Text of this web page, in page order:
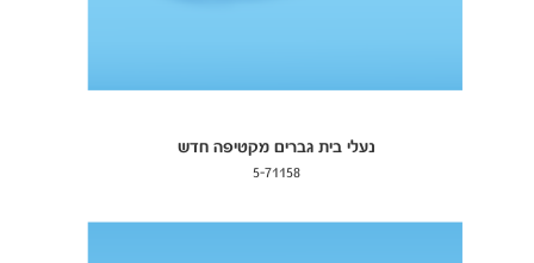
נעלי בית גברים מקטיפה חדש
5-71158